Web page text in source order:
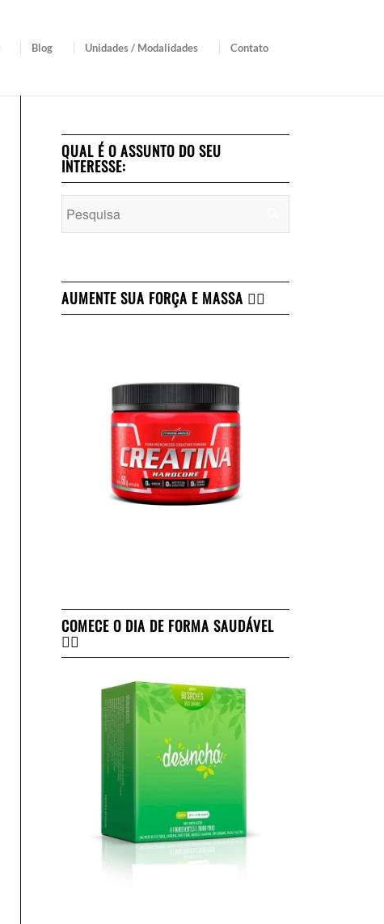
Blog Unidades / Modalidades Contato
QUAL É O ASSUNTO DO SEU
INTERESSE:
AUMENTE SUA FORÇA E MASSA 👇🏻
COMECE O DIA DE FORMA SAUDÁVEL
👇🏻